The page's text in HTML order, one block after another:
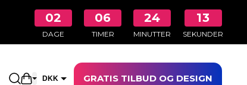
02
DAGE
06
TIMER
24
MINUTTER
12
SEKUNDER
Åbn indkøbskurven
DKK GRATIS TILBUD OG DESIGN